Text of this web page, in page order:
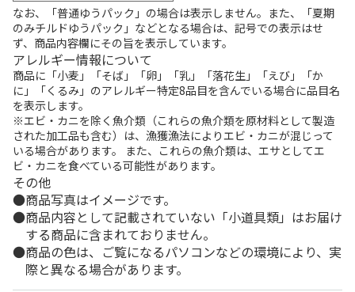
なお、「普通ゆうパック」の場合は表示しません。また、「夏期
のみチルドゆうパック」などとなる場合は、記号での表示はせ
ず、商品内容欄にその旨を表示しています。
アレルギー情報について
商品に「小麦」「そば」「卵」「乳」「落花生」「えび」「か
に」「くるみ」のアレルギー特定8品目を含んでいる場合に品目名
を表示します。
※エビ・カニを除く魚介類（これらの魚介類を原材料として製造
された加工品も含む）は、漁獲漁法によりエビ・カニが混じって
いる場合があります。 また、これらの魚介類は、エサとしてエ
ビ・カニを食べている可能性があります。
その他
商品写真はイメージです。
商品内容として記載されていない「小道具類」はお届け
する商品に含まれておりません。
商品の色は、ご覧になるパソコンなどの環境により、実
際と異なる場合があります。